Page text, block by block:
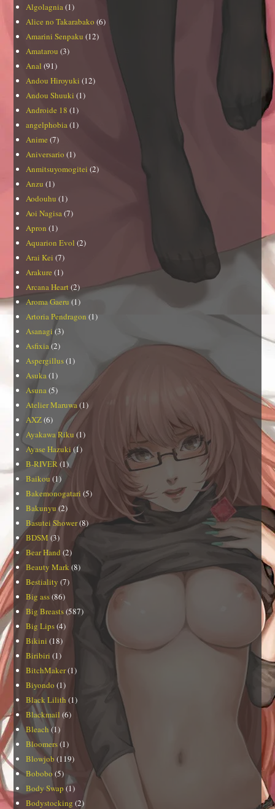
Algolagnia (1)
Alice no Takarabako (6)
Amarini Senpaku (12)
Amatarou (3)
Anal (91)
Andou Hiroyuki (12)
Andou Shuuki (1)
Androide 18 (1)
angelphobia (1)
Anime (7)
Aniversario (1)
Anmitsuyomogitei (2)
Anzu (1)
Aodouhu (1)
Aoi Nagisa (7)
Apron (1)
Aquarion Evol (2)
Arai Kei (7)
Arakure (1)
Arcana Heart (2)
Aroma Gaeru (1)
Artoria Pendragon (1)
Asanagi (3)
Asfixia (2)
Aspergillus(1)
Asuka (1)
Asuna (5)
Atelier Maruwa (1)
AXZ(6)
Ayakawa Riku (1)
Ayase Hazuki (1)
B-RIVER (1)
Baikou (1)
Bakemonogatari (5)
Bakunyu(2)
Basutei Shower(8)
BDSM (3)
Bear Hand (2)
Beauty Mark (8)
Bestiality (7)
Big ass(86)
Big Breasts(587)
Big Lips(4)
Bikini (18)
Biribiri (1)
BitchMaker(1)
Biyondo (1)
Black Lilith (1)
Blackmail (6)
Bleach (1)
Bloomers(1)
Blowjob (119)
Bobobo (5)
Body Swap (1)
Bodystocking (2)